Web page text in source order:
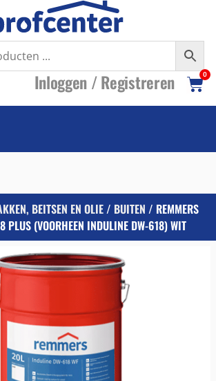
Inloggen /Registreren 0
BEITSEN EN OLIE/ BUITEN / REMMERS
PLUS (VOORHEEN INDULINE DW-618) WIT